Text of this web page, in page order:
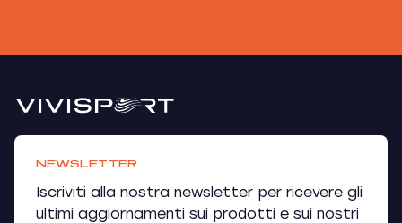
NEWSLETTER
Iscriviti alla nostra newsletter per ricevere gli
ultimi aggiornamenti sui prodotti e sui nostri